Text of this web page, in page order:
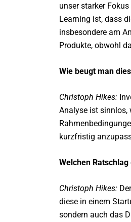
unser starker
Learning ist, dass
insbesondere am
Produkte, obwohl
Wie beugt man
Christoph Hikes:
Analyse ist sinnlos,
kurzfristig
Welchen
Christoph Hikes:
diese in einem
sondern auch das